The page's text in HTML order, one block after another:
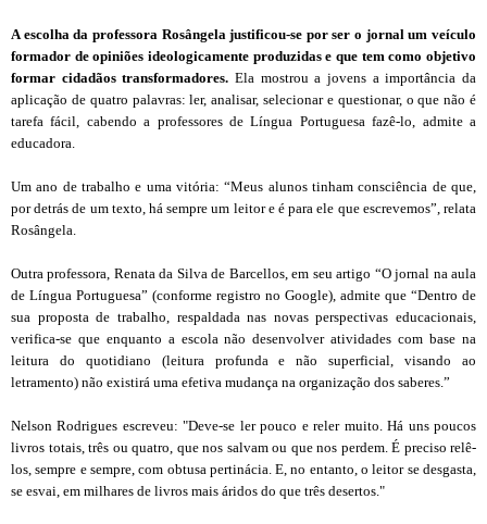
A escolha da professora Rosângela justificou-se por ser o jornal um veículo
formador de opiniões ideologicamente produzidas e que tem como objetivo
formar cidadãos transformadores. Ela mostrou a jovens a importância da
aplicação de quatro palavras: ler, analisar, selecionar e questionar, o que não é
tarefa fácil, cabendo a professores de Língua Portuguesa fazê-lo, admite a
educadora.
Um ano de trabalho e uma vitória: “Meus alunos tinham consciência de que,
por detrás de um texto, há sempre um leitor e é para ele que escrevemos”, relata
Rosângela.
Outra professora, Renata da Silva de Barcellos, em seu artigo “O jornal na aula
de Língua Portuguesa” (conforme registro no Google), admite que “Dentro de
sua proposta de trabalho, respaldada nas novas perspectivas educacionais,
verifica-se que enquanto a escola não desenvolver atividades com base na
leitura do quotidiano (leitura profunda e não superficial, visando ao
letramento) não existirá uma efetiva mudança na organização dos saberes.”
Nelson Rodrigues escreveu: "Deve-se ler pouco e reler muito. Há uns poucos
livros totais, três ou quatro, que nos salvam ou que nos perdem. É preciso relê-
los, sempre e sempre, com obtusa pertinácia. E, no entanto, o leitor se desgasta,
se esvai, em milhares de livros mais áridos do que três desertos."